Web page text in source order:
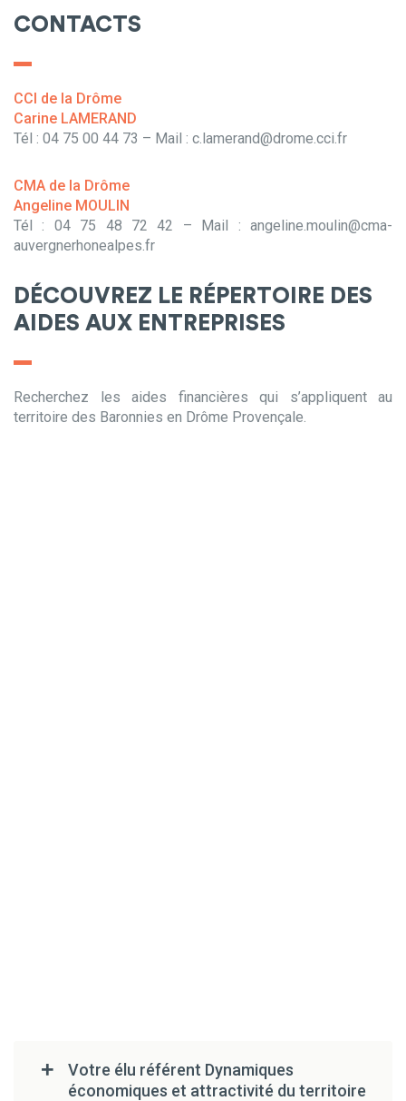
CONTACTS
CCI de la Drôme
Carine LAMERAND
Tél : 04 75 00 44 73 – Mail : c.lamerand@drome.cci.fr
CMA de la Drôme
Angeline MOULIN
Tél : 04 75 48 72 42 – Mail : angeline.moulin@cma-
auvergnerhonealpes.fr
DÉCOUVREZ LE RÉPERTOIRE DES
AIDES AUX ENTREPRISES
Recherchez les aides financières qui s’appliquent au
territoire des Baronnies en Drôme Provençale.
Votre élu référent Dynamiques
économiques et attractivité du territoire